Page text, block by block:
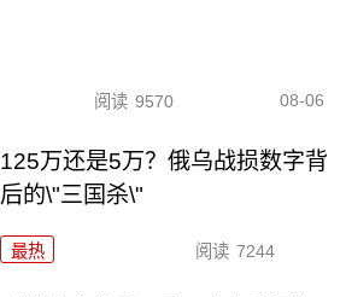
阅读 9570 08-06
125万还是5万？俄乌战损数字背
后的\"三国杀\"
最热 阅读 7244